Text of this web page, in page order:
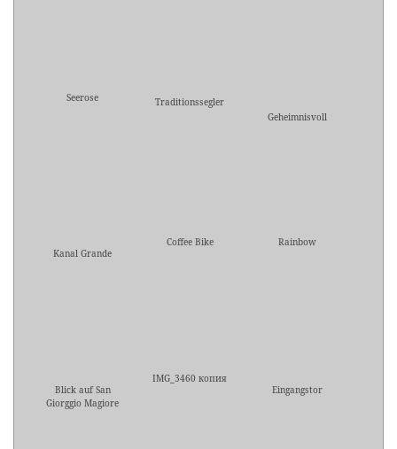
Seerose
Traditionssegler
Geheimnisvoll
Kanal Grande
Coffee Bike Rainbow
Blick auf San
Giorggio Magiore
IMG_3460 копия
Eingangstor